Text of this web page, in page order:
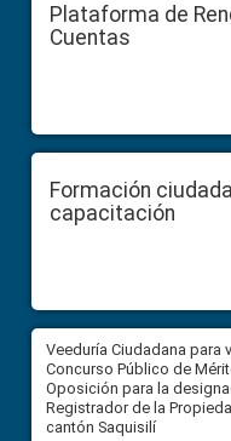
Plataforma de
Cuentas
Formación
capacitación
Veeduría Ciudadana para
Concurso Público de
Oposición para la
Registrador de la
cantón Saquisilí